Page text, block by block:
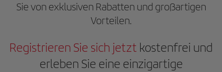
Sie von exklusiven Rabatten und großartigen
Vorteilen.
Registrieren Sie sich jetzt kostenfrei und
erleben Sie eine einzigartige